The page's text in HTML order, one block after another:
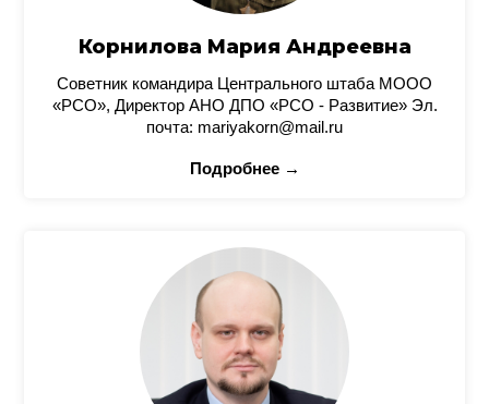
Корнилова Мария Андреевна
Советник командира Центрального штаба МООО
«РСО», Директор АНО ДПО «РСО - Развитие» Эл.
почта: mariyakorn@mail.ru
Подробнее →